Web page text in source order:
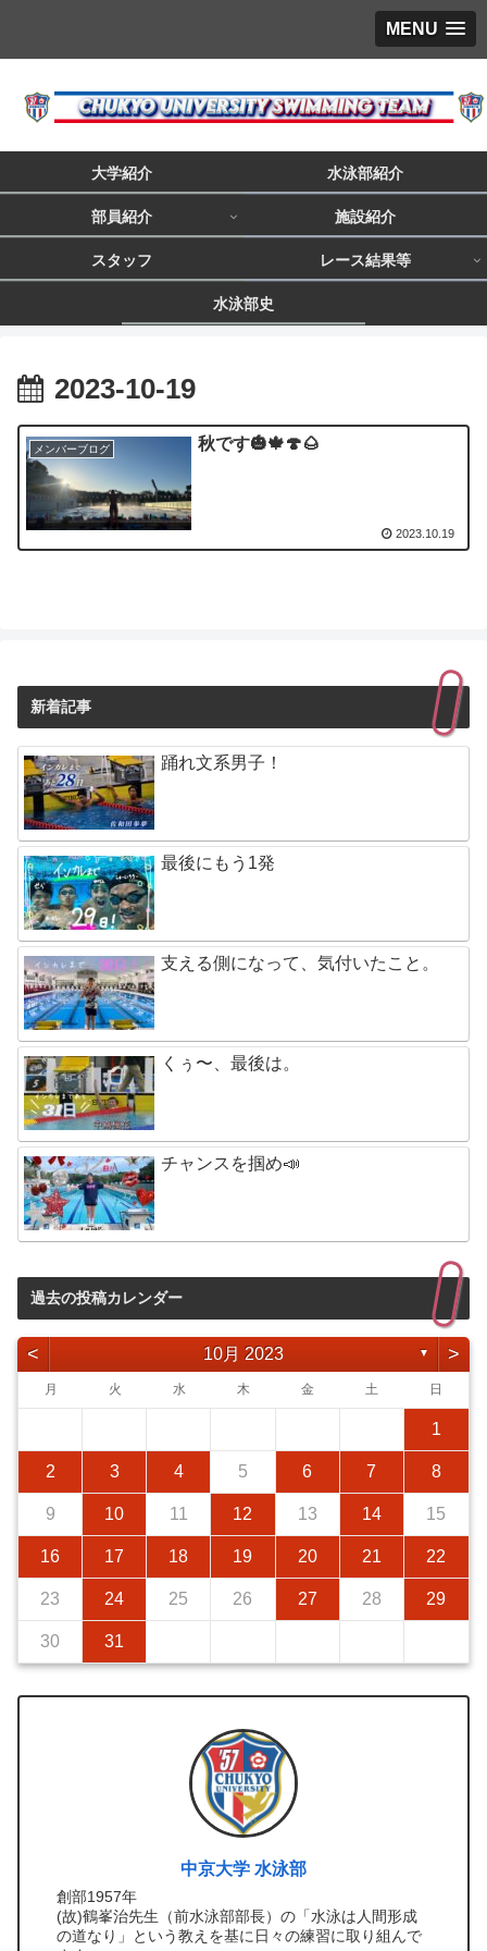
MENU
大学紹介 水泳部紹介
部員紹介 施設紹介
スタッフ レース結果等
水泳部史
2023-10-19
メンバーブログ 秋です🎃🍁🍄🌰
2023.10.19
新着記事
踊れ文系男子！
最後にもう1発
支える側になって、気付いたこと。
くぅ〜、最後は。
チャンスを掴め📣
過去の投稿カレンダー
< 10月 2023 ▼ >
月 火 水 木 金 土 日
1
2 3 4 5 6 7 8
9 10 11 12 13 14 15
16 17 18 19 20 21 22
23 24 25 26 27 28 29
30 31
中京大学 水泳部
創部1957年
(故)鶴峯治先生（前水泳部部長）の「水泳は人間形成
の道なり」という教えを基に日々の練習に取り組んで